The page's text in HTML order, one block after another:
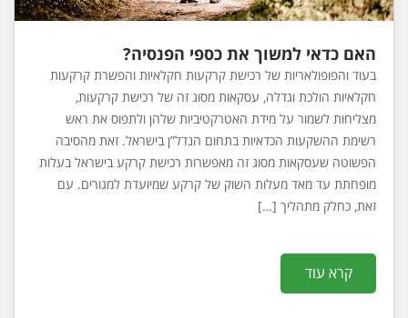
האם כדאי למשוך את כספי הפנסיה?
בעוד והפופולאריות של רכישת קרקעות חקלאיות והפשרת קרקעות
חקלאיות הולכת וגדלה, עסקאות מסוג זה של רכישת קרקעות,
מצליחות לשמור על מידת האטרקטיביות שלהן ולתפוס את ראש
רשימת ההשקעות הכדאיות בתחום הנדל”ן בישראל. זאת מהסיבה
הפשוטה שעסקאות מסוג זה מאפשרות רכישת קרקע בישראל בעלות
מופחתת עד מאד מעלות השוק של קרקע שמיועדת למגורים. עם
זאת, כחלק מתהליך […]
קרא עוד